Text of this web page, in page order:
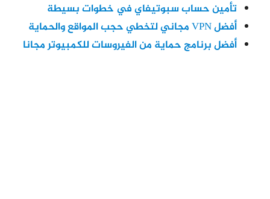
تأمين حساب سبوتيفاي في خطوات بسيطة
أفضل VPN مجاني لتخطي حجب المواقع والحماية
أفضل برنامج حماية من الفيروسات للكمبيوتر مجانا